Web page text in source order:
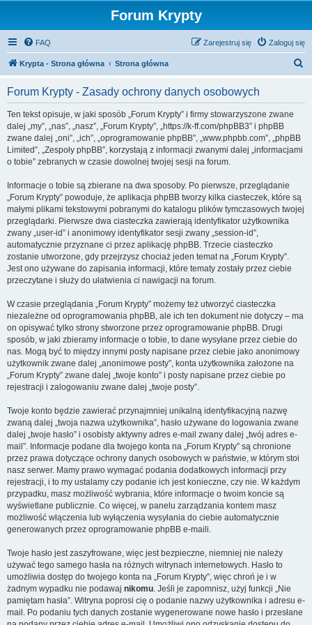
Forum Krypty
FAQ Zaloguj się
Zarejestruj się
Krypta - Strona główna Strona główna
Forum Krypty - Zasady ochrony danych osobowych
Ten tekst opisuje, w jaki sposób „Forum Krypty” i firmy stowarzyszone zwane
dalej „my”, „nas”, „nasz”, „Forum Krypty”, „https://k-ff.com/phpBB3” i phpBB
zwane dalej „oni”, „ich”, „oprogramowanie phpBB”, „www.phpbb.com”, „phpBB
Limited”, „Zespoły phpBB”, korzystają z informacji zwanymi dalej „informacjami
o tobie” zebranych w czasie dowolnej twojej sesji na forum.
Informacje o tobie są zbierane na dwa sposoby. Po pierwsze, przeglądanie
„Forum Krypty” powoduje, że aplikacja phpBB tworzy kilka ciasteczek, które są
małymi plikami tekstowymi pobranymi do katalogu plików tymczasowych twojej
przeglądarki. Pierwsze dwa ciasteczka zawierają identyfikator użytkownika
zwany „user-id” i anonimowy identyfikator sesji zwany „session-id”,
automatycznie przyznane ci przez aplikację phpBB. Trzecie ciasteczko
zostanie utworzone, gdy przejrzysz chociaż jeden temat na „Forum Krypty”.
Jest ono używane do zapisania informacji, które tematy zostały przez ciebie
przeczytane i służy do ułatwienia ci nawigacji na forum.
W czasie przeglądania „Forum Krypty” możemy też utworzyć ciasteczka
niezależne od oprogramowania phpBB, ale ich ten dokument nie dotyczy – ma
on opisywać tylko strony stworzone przez oprogramowanie phpBB. Drugi
sposób, w jaki zbieramy informacje o tobie, to dane wysyłane przez ciebie do
nas. Mogą być to między innymi posty napisane przez ciebie jako anonimowy
użytkownik zwane dalej „anonimowe posty”, konta użytkownika założone na
„Forum Krypty” zwane dalej „twoje konto” i posty napisane przez ciebie po
rejestracji i zalogowaniu zwane dalej „twoje posty”.
Twoje konto będzie zawierać przynajmniej unikalną identyfikacyjną nazwę
zwaną dalej „twoja nazwa użytkownika”, hasło używane do logowania zwane
dalej „twoje hasło” i osobisty aktywny adres e-mail zwany dalej „twój adres e-
mail”. Informacje podane dla twojego konta na „Forum Krypty” są chronione
przez prawa dotyczące ochrony danych osobowych w państwie, w którym stoi
nasz serwer. Mamy prawo wymagać podania dodatkowych informacji przy
rejestracji, i to my ustalamy czy podanie ich jest konieczne, czy nie. W każdym
przypadku, masz możliwość wybrania, które informacje o twoim koncie są
wyświetlane publicznie. Co więcej, w panelu zarządzania kontem masz
możliwość włączenia lub wyłączenia wysyłania do ciebie automatycznie
generowanych przez oprogramowanie phpBB e-maili.
Twoje hasło jest zaszyfrowane, więc jest bezpieczne, niemniej nie należy
używać tego samego hasła na różnych witrynach internetowych. Hasło to
umożliwia dostęp do twojego konta na „Forum Krypty”, więc chroń je i w
żadnym wypadku nie podawaj nikomu. Jeśli je zapomnisz, użyj funkcji „Nie
pamiętam hasła”. Witryna poprosi cię o podanie nazwy użytkownika i adresu e-
mail. Po podaniu tych danych zostanie wygenerowane nowe hasło i przesłane